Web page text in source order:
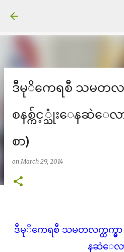
ဒီမုိကေရစီ သမတလက္
စနစ္က်င့္သုံးေနဆဲေလာ
စာ)
onMarch 29, 2014
ဒီမုိကေရစီ သမတလက္ထက္မွာ
နဆဲေလ